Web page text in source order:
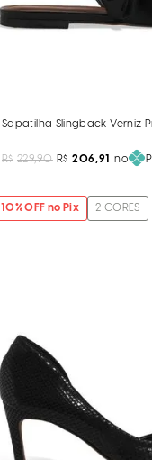
Sapatilha Slingback Verniz
R$ 229,90 R$ 206,91 no
10% OFF no Pix 2 CORES